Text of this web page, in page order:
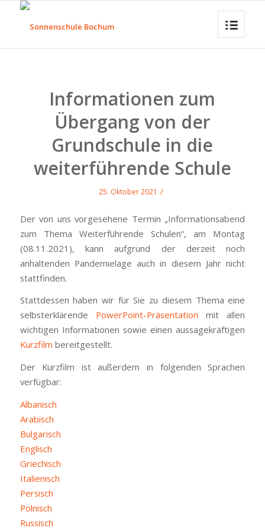
Informationen zum
Übergang von der
Grundschule in die
weiterführende Schule
25. Oktober 2021 /
Der von uns vorgesehene Termin „Informationsabend
zum Thema Weiterführende Schulen“, am Montag
(08.11.2021), kann aufgrund der derzeit noch
anhaltenden Pandemielage auch in diesem Jahr nicht
stattfinden.
Stattdessen haben wir für Sie zu diesem Thema eine
selbsterklärende PowerPoint-Präsentation mit allen
wichtigen Informationen sowie einen aussagekräftigen
Kurzfilm bereitgestellt.
Der Kurzfilm ist außerdem in folgenden Sprachen
verfügbar:
Albanisch
Arabisch
Bulgarisch
Englisch
Griechisch
Italienisch
Persisch
Polnisch
Russisch